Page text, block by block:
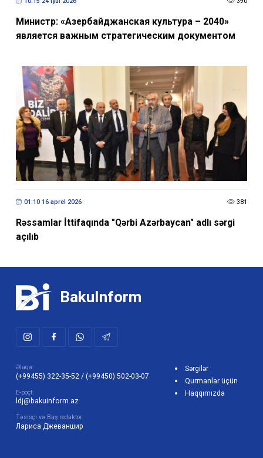
Министр: «Азербайджанская культура – 2040»
является важным стратегическим документом
01:10 16 aprel 2026 381
Rəssamlar İttifaqında "Qərbi Azərbaycan" adlı sərgi
açılıb
BakuInform
Əlaqə:
(+99455) 322-35-52 / (+99450) 502-03-07
E-poçt:
ldj@bakuinform.az
Təsisçi və Baş redaktor:
Лариса Джеваншир
Sərgilər
Qurmanlar üçün
Haqqımızda